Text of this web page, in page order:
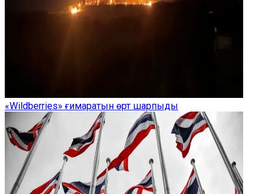
«Wildberries» ғимаратын өрт шарпыды